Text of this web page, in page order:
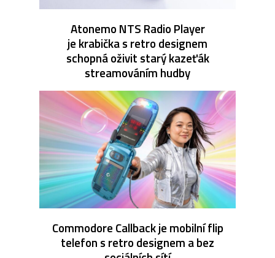
Atonemo NTS Radio Player
je krabička s retro designem
schopná oživit starý kazeťák
streamováním hudby
Commodore Callback je mobilní flip
telefon s retro designem a bez